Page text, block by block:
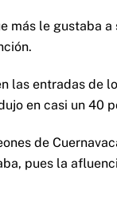
más le gustaba
las entradas de
en casi un 40
de
pues la